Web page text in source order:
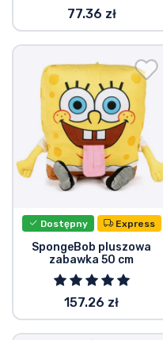
77.36 zł
Dostępny Express
SpongeBob pluszowa
zabawka 50 cm
157.26 zł